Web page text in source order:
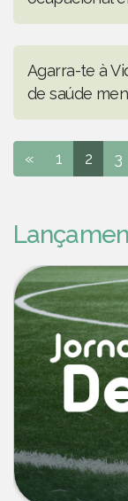
Agarra-te à
de saúde
« 1 2 3